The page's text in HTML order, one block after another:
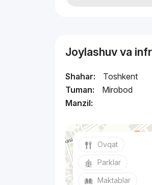
Joylashuv va
Shahar:
Toshkent
Tuman:
Mirobod
Manzil:
Ovqat
Parklar
Maktablar